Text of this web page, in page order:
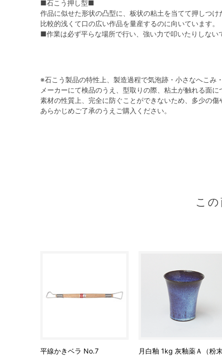
■石こう押し型■
作品に似せた形状の凸型に、板状の粘土を当てて押しつけ
比較的浅くて口の広い作品を量産するのに向いています。
■作業は必ず平らな場所で行い、強い力で叩いたりしない
※石こう製品の特性上、製造過程で気泡跡・小さなへこみ
メーカーにて検品のうえ、型取りの際、粘土が触れる面
素材の性質上、完全に防ぐことができないため、多少の傷
あらかじめご了承のうえご購入ください。
こ
平線かきベラ No.7
月白釉 1kg 灰釉薬Ａ（粉